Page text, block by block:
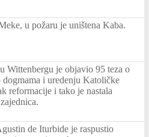
u požaru je uništena Kaba.
Wittenbergu je objavio 95 teza o
i uredenju Katoličke
reformacije i tako je nastala
de Iturbide je raspustio